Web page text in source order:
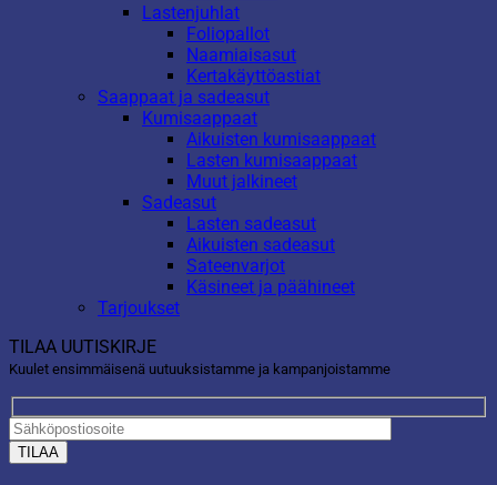
Lastenjuhlat
Foliopallot
Naamiaisasut
Kertakäyttöastiat
Saappaat ja sadeasut
Kumisaappaat
Aikuisten kumisaappaat
Lasten kumisaappaat
Muut jalkineet
Sadeasut
Lasten sadeasut
Aikuisten sadeasut
Sateenvarjot
Käsineet ja päähineet
Tarjoukset
TILAA UUTISKIRJE
Kuulet ensimmäisenä uutuuksistamme ja kampanjoistamme